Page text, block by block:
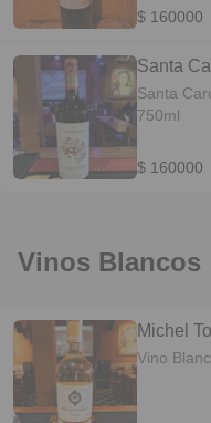
$ 160000
Santa
Santa
750ml
$ 160000
Vinos Blancos
Michel
Vino